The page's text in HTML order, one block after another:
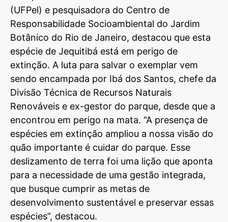
(UFPel) e pesquisadora do Centro de
Responsabilidade Socioambiental do Jardim
Botânico do Rio de Janeiro, destacou que esta
espécie de Jequitibá está em perigo de
extinção. A luta para salvar o exemplar vem
sendo encampada por Ibá dos Santos, chefe da
Divisão Técnica de Recursos Naturais
Renováveis e ex-gestor do parque, desde que a
encontrou em perigo na mata. “A presença de
espécies em extinção ampliou a nossa visão do
quão importante é cuidar do parque. Esse
deslizamento de terra foi uma lição que aponta
para a necessidade de uma gestão integrada,
que busque cumprir as metas de
desenvolvimento sustentável e preservar essas
espécies”, destacou.